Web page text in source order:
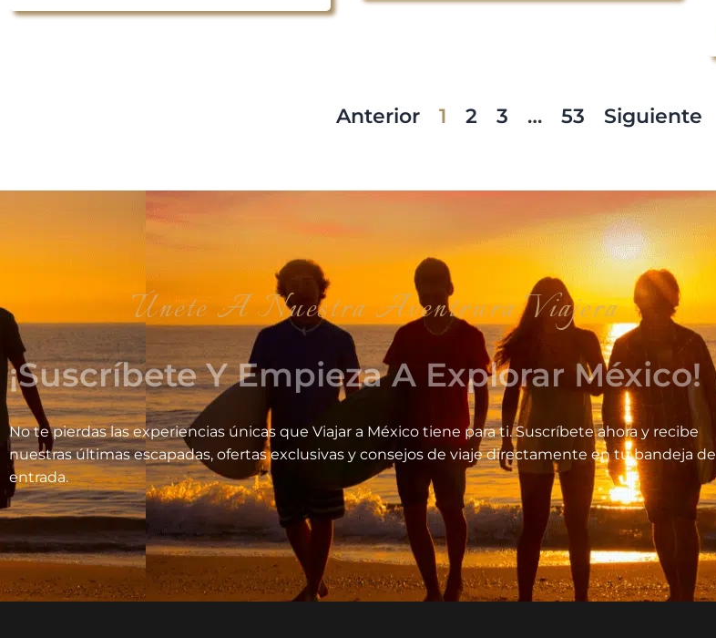
Anterior 1 2 3 … 53 Siguiente
Únete A Nuestra Aventrura Viajera
¡Suscríbete Y Empieza A Explorar México!
No te pierdas las experiencias únicas que Viajar a México tiene para ti. Suscríbete ahora y recibe
nuestras últimas escapadas, ofertas exclusivas y consejos de viaje directamente en tu bandeja de
entrada.